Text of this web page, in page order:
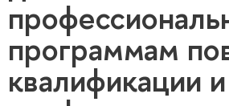
программам
квалификации и